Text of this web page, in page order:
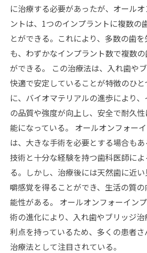
に治療する必要があったが、オール
ントは、1つのインプラントに複数の
とができる。これにより、多数の歯
も、わずかなインプラント数で複数
ができる。 この治療法は、入れ歯や
快適で安定していることが特徴のひ
に、バイオマテリアルの進歩により
の品質や強度が向上し、安全で耐久
能になっている。 オールオンフォー
は、大きな手術を必要とする場合も
技術と十分な経験を持つ歯科医師に
る。しかし、治療後には天然歯に近
嚼感覚を得ることができ、生活の質
能性がある。 オールオンフォーイン
術の進化により、入れ歯やブリッジ
利点を持っているため、多くの患者
治療法として注目されている。